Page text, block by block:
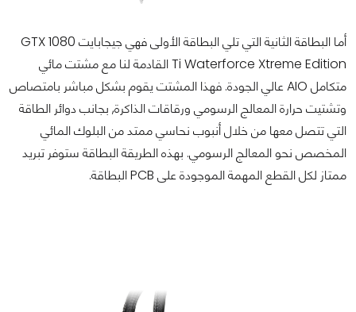
أما البطاقة الثانية التي تلي البطاقة الأولى فهي جيجابايت GTX 1080
Ti Waterforce Xtreme Edition القادمة لنا مع مشتت مائي
متكامل AIO عالي الجودة. فهذا المشتت يقوم بشكل مباشر بامتصاص
وتشتيت حرارة المعالج الرسومي ورقاقات الذاكرة, بجانب دوائر الطاقة
التي تتصل معها من خلال أنبوب نحاسي ممتد من البلوك المائي
المخصص نحو المعالج الرسومي. بهذه الطريقة البطاقة ستوفر تبريد
ممتاز لكل القطع المهمة الموجودة على PCB البطاقة.